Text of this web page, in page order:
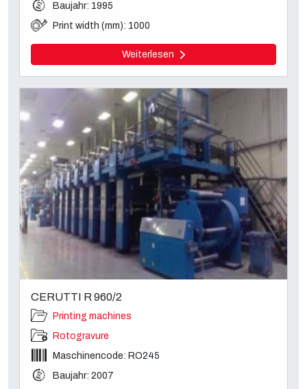
Baujahr: 1995
Print width (mm): 1000
Weiterlesen
CERUTTI R 960/2
Printing machines
Rotogravure
Maschinencode: RO245
Baujahr: 2007